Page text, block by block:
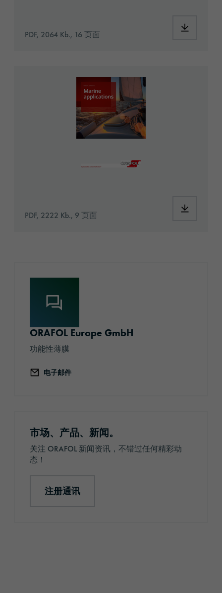
PDF, 2064 Kb., 16 页面
PDF, 2222 Kb., 9 页面
ORAFOL Europe GmbH
功能性薄膜
电子邮件
市场、产品、新闻。
关注 ORAFOL 新闻资讯，不错过任何精彩动
态！
注册通讯